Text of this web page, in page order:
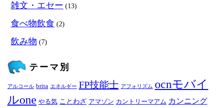
雑文・エセー (13)
食べ物飲食 (2)
飲み物 (7)
テーマ別
アルコール brita エネルギー FP技能士 アフォリズム ocnモバイ
ルone やる気 ことわざ アマゾン カントリーマアム カンニング